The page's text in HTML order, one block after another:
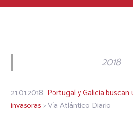
2018
21.01.2018 Portugal y Galicia buscan
invasoras> Vía Atlántico Diario